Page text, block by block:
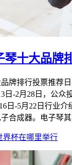
琴十大品牌
牌排行投票推荐日
日-2月28日，公众
日-5月22日行业
合成器。电子琴
界杯在哪里举行